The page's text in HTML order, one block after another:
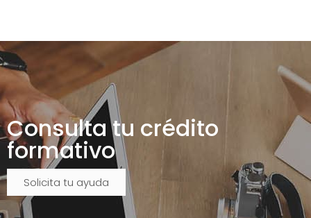
Consulta tu crédito
formativo
Solicita tu ayuda